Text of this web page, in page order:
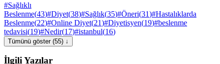
#Sağlıklı
Beslenme(43)#Diyet(38)#Sağlık(35)#Öneri(31)#Hastalıklarda
Beslenme(22)#Online Diyet(21)#Diyetisyen(19)#beslenme
tedavisi(19)#Nedir(17)#istanbul(16)
Tümünü göster (55) ↓
İlgili Yazılar